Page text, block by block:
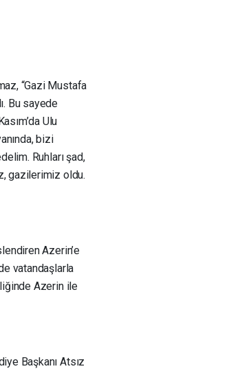
“Gazi Mustafa
Bu sayede
Ulu
bizi
Ruhları şad,
gazilerimiz oldu.
Azerin’e
vatandaşlarla
Azerin ile
Başkanı Atsız